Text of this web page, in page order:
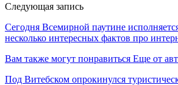
Следующая запись
Сегодня Всемирной паутине
несколько интересных фактов про
Вам также могут понравиться Еще от
Под Витебском опрокинулся